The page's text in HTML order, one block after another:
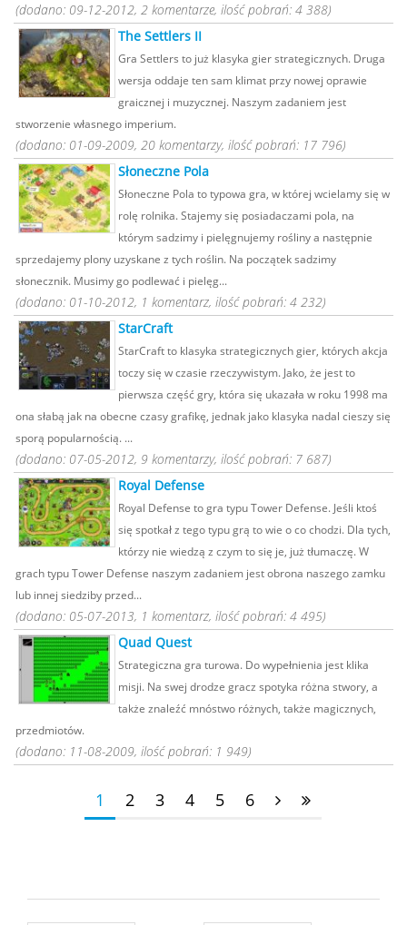
(dodano: 09-12-2012, 2 komentarze, ilość pobrań: 4 388)
The Settlers II
Gra Settlers to już klasyka gier strategicznych. Druga
wersja oddaje ten sam klimat przy nowej oprawie
graicznej i muzycznej. Naszym zadaniem jest
stworzenie własnego imperium.
(dodano: 01-09-2009, 20 komentarzy, ilość pobrań: 17 796)
Słoneczne Pola
Słoneczne Pola to typowa gra, w której wcielamy się w
rolę rolnika. Stajemy się posiadaczami pola, na
którym sadzimy i pielęgnujemy rośliny a następnie
sprzedajemy plony uzyskane z tych roślin. Na początek sadzimy
słonecznik. Musimy go podlewać i pielęg...
(dodano: 01-10-2012, 1 komentarz, ilość pobrań: 4 232)
StarCraft
StarCraft to klasyka strategicznych gier, których akcja
toczy się w czasie rzeczywistym. Jako, że jest to
pierwsza część gry, która się ukazała w roku 1998 ma
ona słabą jak na obecne czasy grafikę, jednak jako klasyka nadal cieszy się
sporą popularnością. ...
(dodano: 07-05-2012, 9 komentarzy, ilość pobrań: 7 687)
Royal Defense
Royal Defense to gra typu Tower Defense. Jeśli ktoś
się spotkał z tego typu grą to wie o co chodzi. Dla tych,
którzy nie wiedzą z czym to się je, już tłumaczę. W
grach typu Tower Defense naszym zadaniem jest obrona naszego zamku
lub innej siedziby przed...
(dodano: 05-07-2013, 1 komentarz, ilość pobrań: 4 495)
Quad Quest
Strategiczna gra turowa. Do wypełnienia jest klika
misji. Na swej drodze gracz spotyka różna stwory, a
także znaleźć mnóstwo różnych, także magicznych,
przedmiotów.
(dodano: 11-08-2009, ilość pobrań: 1 949)
1 2 3 4 5 6